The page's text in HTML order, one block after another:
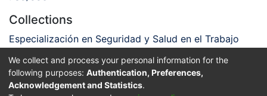
Collections
Especialización en Seguridad y Salud en el Trabajo
Full item page
We collect and process your personal information for the
following purposes: Authentication, Preferences,
Acknowledgement and Statistics.